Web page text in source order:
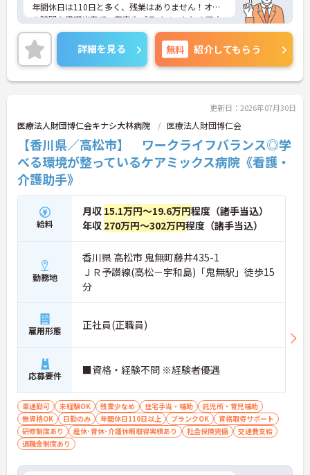
年間休日は110日と多く、残業はありません！オフ
の時間を満喫出来て、家事やプライベートとの両立
がしやすい職場です♪
ご興味がある方は是非一度マイナビまでお問い合わ
せください。さらに詳細などお伝えします！
詳細を見る 無料 紹介してもらう
更新日：2026年07月30日
医療法人財団博仁会キナシ大林病院 医療法人財団博仁会
【香川県／高松市】 ワークライフバランス◎学
べる環境が整っているケアミックス病院《看護・
介護助手》
給料
月収 15.1万円～19.6万円程度（諸手当込）
年収 270万円～302万円程度（諸手当込）
勤務地
香川県 高松市 鬼無町藤井435-1
ＪＲ予讃線(高松－宇和島)「鬼無駅」徒歩15
分
雇用形態 正社員(正職員)
応募要件 ■資格・経験不問 ※経験者優遇
車通勤可 未経験OK 残業少なめ 住宅手当・補助
託児所・育児補助
無資格OK
日勤のみ 年間休日110日以上 ブランクOK
資格取得サポート
研修制度あり
産休･育休･介護休暇取得実績あり 社会保険完備
交通費支給
退職金制度あり